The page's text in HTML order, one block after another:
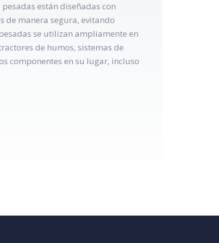
están diseñadas con
de manera segura, evitando
se utilizan ampliamente en
de humos, sistemas de
componentes en su lugar, incluso